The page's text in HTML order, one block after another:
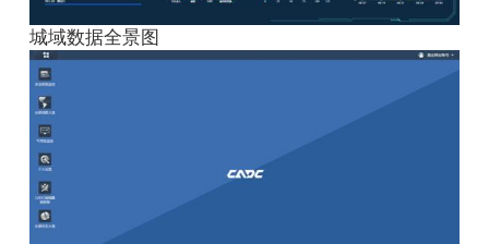
城域数据全景图